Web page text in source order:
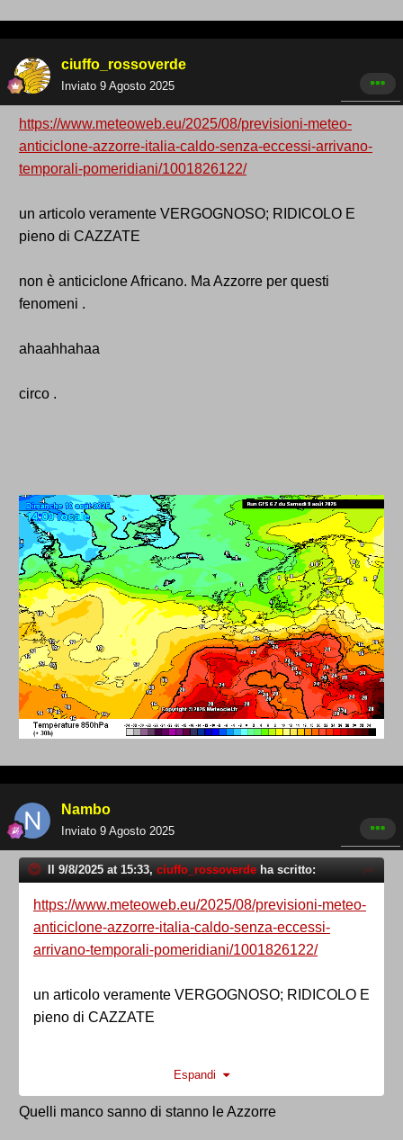
ciuffo_rossoverde
Inviato 9 Agosto 2025
https://www.meteoweb.eu/2025/08/previsioni-meteo-
anticiclone-azzorre-italia-caldo-senza-eccessi-arrivano-
temporali-pomeridiani/1001826122/
un articolo veramente VERGOGNOSO; RIDICOLO E
pieno di CAZZATE
non è anticiclone Africano. Ma Azzorre per questi
fenomeni .
ahaahhahaa
circo .
Nambo
Inviato 9 Agosto 2025
Il 9/8/2025 at 15:33, ciuffo_rossoverde ha scritto:
https://www.meteoweb.eu/2025/08/previsioni-meteo-
anticiclone-azzorre-italia-caldo-senza-eccessi-
arrivano-temporali-pomeridiani/1001826122/
un articolo veramente VERGOGNOSO; RIDICOLO E
pieno di CAZZATE
Espandi
Quelli manco sanno di stanno le Azzorre